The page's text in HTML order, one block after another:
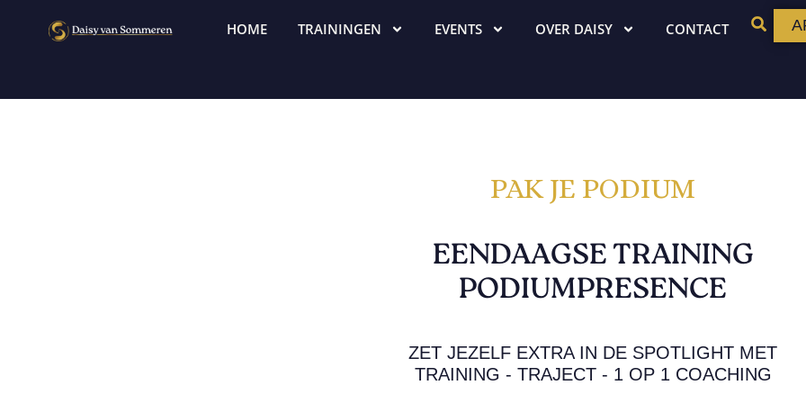
HOME TRAININGEN EVENTS OVER DAISY CONTACT
PAK JE PODIUM
EENDAAGSE TRAINING
PODIUMPRESENCE
ZET JEZELF EXTRA IN DE SPOTLIGHT MET
TRAINING - TRAJECT - 1 OP 1 COACHING